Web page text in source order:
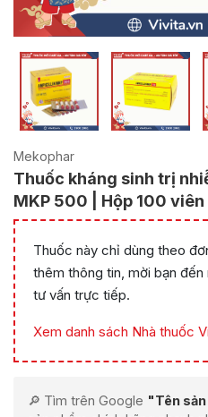
Mekophar
Thuốc kháng sinh trị
MKP 500 | Hộp 100 viên
Thuốc này chỉ dùng theo
thêm thông tin, mời bạn
tư vấn trực tiếp.
Xem danh sách Nhà thuốc
🔎 Tìm trên Google "Tên